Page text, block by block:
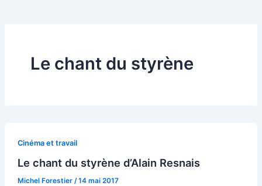
Le chant du styrène
Cinéma et travail
Le chant du styrène d’Alain Resnais
Michel Forestier /14 mai 2017